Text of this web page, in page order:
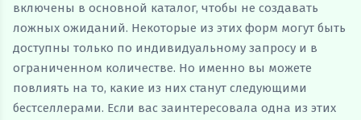
включены в основной каталог, чтобы не создавать
ложных ожиданий. Некоторые из этих форм могут быть
доступны только по индивидуальному запросу и в
ограниченном количестве. Но именно вы можете
повлиять на то, какие из них станут следующими
бестселлерами. Если вас заинтересовала одна из этих